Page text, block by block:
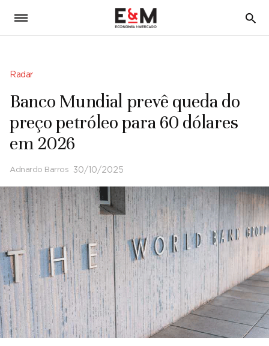
5
Radar
Banco Mundial prevê queda do
preço petróleo para 60 dólares
em 2026
Adnardo Barros 30/10/2025